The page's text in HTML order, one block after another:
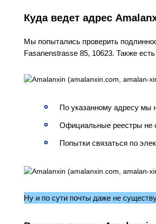
Куда ведет адрес
Мы попытались проверить
Fasanenstrasse 85, 10623. Также
По указанному адресу мы
Официальные реестры не
Попытки связаться по
Ну и по сути почты даже не